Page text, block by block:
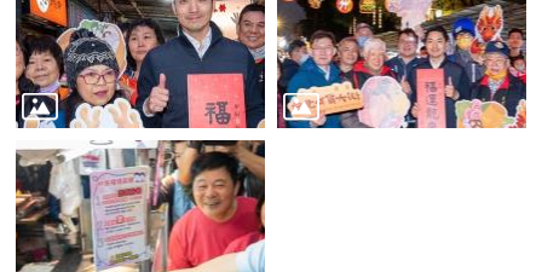
服
務
公
司
及
商
業
登